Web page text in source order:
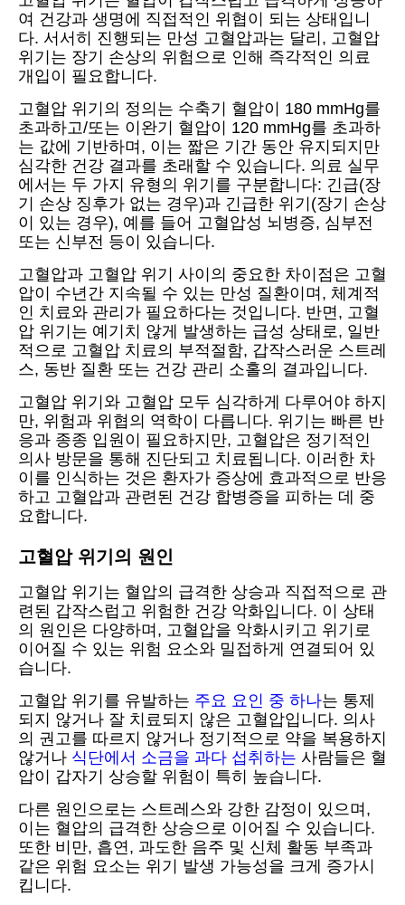
여 건강과 생명에 직접적인 위협이 되는 상태입니
다. 서서히 진행되는 만성 고혈압과는 달리, 고혈압
위기는 장기 손상의 위험으로 인해 즉각적인 의료
개입이 필요합니다.
고혈압 위기의 정의는 수축기 혈압이 180 mmHg를
초과하고/또는 이완기 혈압이 120 mmHg를 초과하
는 값에 기반하며, 이는 짧은 기간 동안 유지되지만
심각한 건강 결과를 초래할 수 있습니다. 의료 실무
에서는 두 가지 유형의 위기를 구분합니다: 긴급(장
기 손상 징후가 없는 경우)과 긴급한 위기(장기 손상
이 있는 경우), 예를 들어 고혈압성 뇌병증, 심부전
또는 신부전 등이 있습니다.
고혈압과 고혈압 위기 사이의 중요한 차이점은 고혈
압이 수년간 지속될 수 있는 만성 질환이며, 체계적
인 치료와 관리가 필요하다는 것입니다. 반면, 고혈
압 위기는 예기치 않게 발생하는 급성 상태로, 일반
적으로 고혈압 치료의 부적절함, 갑작스러운 스트레
스, 동반 질환 또는 건강 관리 소홀의 결과입니다.
고혈압 위기와 고혈압 모두 심각하게 다루어야 하지
만, 위험과 위협의 역학이 다릅니다. 위기는 빠른 반
응과 종종 입원이 필요하지만, 고혈압은 정기적인
의사 방문을 통해 진단되고 치료됩니다. 이러한 차
이를 인식하는 것은 환자가 증상에 효과적으로 반응
하고 고혈압과 관련된 건강 합병증을 피하는 데 중
요합니다.
고혈압 위기의 원인
고혈압 위기는 혈압의 급격한 상승과 직접적으로 관
련된 갑작스럽고 위험한 건강 악화입니다. 이 상태
의 원인은 다양하며, 고혈압을 악화시키고 위기로
이어질 수 있는 위험 요소와 밀접하게 연결되어 있
습니다.
고혈압 위기를 유발하는 주요 요인 중 하나는 통제
되지 않거나 잘 치료되지 않은 고혈압입니다. 의사
의 권고를 따르지 않거나 정기적으로 약을 복용하지
않거나 식단에서 소금을 과다 섭취하는 사람들은 혈
압이 갑자기 상승할 위험이 특히 높습니다.
다른 원인으로는 스트레스와 강한 감정이 있으며,
이는 혈압의 급격한 상승으로 이어질 수 있습니다.
또한 비만, 흡연, 과도한 음주 및 신체 활동 부족과
같은 위험 요소는 위기 발생 가능성을 크게 증가시
킵니다.